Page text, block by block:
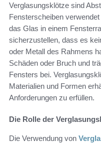
Verglasungsklötze sind
Fensterscheiben
das Glas in einem
sicherzustellen, dass es
oder Metall des Rahmens
Schäden oder Bruch und
Fensters bei.
Materialien und Formen
Anforderungen zu erfüllen.
Die Rolle der
Die Verwendung von